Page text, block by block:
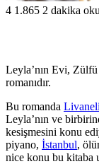
4 1.865 2 dakika
Leyla’nın Evi, Zülfü
romanıdır.
Bu romanda Livaneli
Leyla’nın ve
kesişmesini konu
piyano, İstanbul,
nice konu bu kitaba